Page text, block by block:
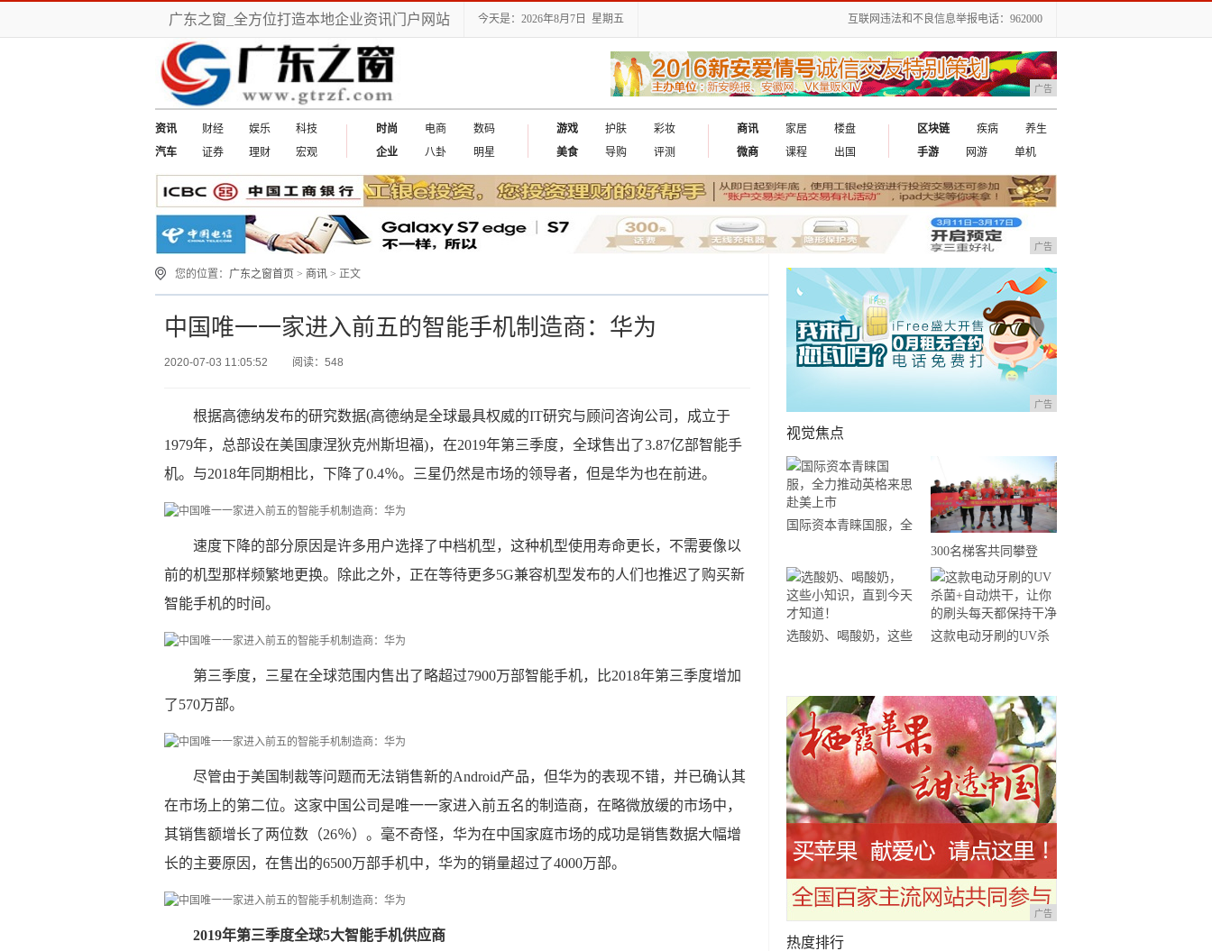
广东之窗_全方位打造本地企业资讯门户网站 今天是：2026年8月7日 星期五 互联网违法和不良信息举报电话：962000
广告
资讯 财经 娱乐
科技
汽车
证券 理财 宏观
时尚 电商
数码
企业
八卦 明星
游戏 护肤
彩妆
美食
导购 评测
商讯 家居
楼盘
微商
课程 出国
区块链 疾病
养生
手游
网游 单机
广告
您的位置： 广东之窗首页 > 商讯 > 正文
中国唯一一家进入前五的智能手机制造商：华为
2020-07-03 11:05:52 阅读：548
根据高德纳发布的研究数据(高德纳是全球最具权威的IT研究与顾问咨询公司，成立于
1979年，总部设在美国康涅狄克州斯坦福)，在2019年第三季度，全球售出了3.87亿部智能手
机。与2018年同期相比，下降了0.4％。三星仍然是市场的领导者，但是华为也在前进。
速度下降的部分原因是许多用户选择了中档机型，这种机型使用寿命更长，不需要像以
前的机型那样频繁地更换。除此之外，正在等待更多5G兼容机型发布的人们也推迟了购买新
智能手机的时间。
第三季度，三星在全球范围内售出了略超过7900万部智能手机，比2018年第三季度增加
了570万部。
尽管由于美国制裁等问题而无法销售新的Android产品，但华为的表现不错，并已确认其
在市场上的第二位。这家中国公司是唯一一家进入前五名的制造商，在略微放缓的市场中，
其销售额增长了两位数（26％）。毫不奇怪，华为在中国家庭市场的成功是销售数据大幅增
长的主要原因，在售出的6500万部手机中，华为的销量超过了4000万部。
2019年第三季度全球5大智能手机供应商
广告
视觉焦点
国际资本青睐国服，全
市
300名梯客共同攀登
2019国际垂直马拉松超
级精英赛顺德海骏达中
心站欢乐开跑
选酸奶、喝酸奶，这些
这款电动牙刷的UV杀
广告
热度排行